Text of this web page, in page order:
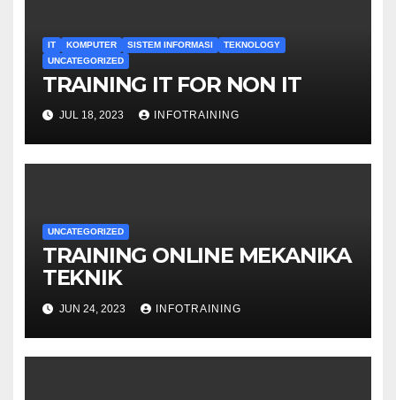
IT KOMPUTER SISTEM INFORMASI
TEKNOLOGY
UNCATEGORIZED
TRAINING IT FOR NON IT
JUL 18, 2023 INFOTRAINING
UNCATEGORIZED
TRAINING ONLINE MEKANIKA
TEKNIK
JUN 24, 2023 INFOTRAINING